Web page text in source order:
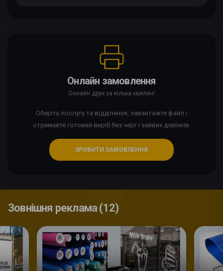
Онлайн замовлення
Онлайн друк за кілька хвилин!
Оберіть послугу та відділення, завантажте файл і
отримайте готовий виріб без черг і зайвих дзвінків.
ЗРОБИТИ ЗАМОВЛЕННЯ
Зовнішня реклама (12)